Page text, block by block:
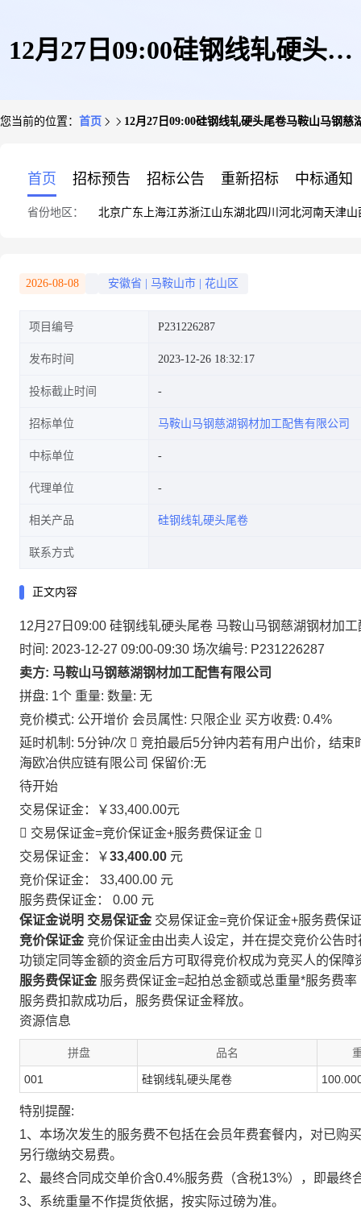
12月27日09:00硅钢线轧硬头尾
您当前的位置： 首页 12月27日09:00硅钢线轧硬头尾卷马鞍山马钢慈
首页 招标预告 招标公告 重新招标 中标通知
省份地区： 北京广东 上海江苏浙江山东湖北四川 河北河南天津山
2026-08-08 安徽省 马鞍山市 花山区
项目编号 P231226287
发布时间 2023-12-26 18:32:17
投标截止时间
招标单位 马鞍山马钢慈湖钢材加工配售有限公司
中标单位
代理单位
相关产品 硅钢线轧硬头尾卷
联系方式
正文内容
12月27日09:00 硅钢线轧硬头尾卷 马鞍山马钢慈湖钢材加
时间: 2023-12-27 09:00-09:30 场次编号: P231226287
卖方: 马鞍山马钢慈湖钢材加工配售有限公司
拼盘: 1个 重量: 数量: 无
竞价模式: 公开增价 会员属性: 只限企业 买方收费: 0.4%
延时机制: 5分钟/次  竞拍最后5分钟内若有用户出价，结
海欧冶供应链有限公司 保留价:无
待开始
交易保证金：
￥33,400.00元
 交易保证金=竞价保证金+服务费保证金 
交易保证金：￥33,400.00 元
竞价保证金： 33,400.00 元
服务费保证金： 0.00 元
保证金说明 交易保证金 交易保证金=竞价保证金+服务费保
竞价保证金 竞价保证金由出卖人设定，并在提交竞价公告
功锁定同等金额的资金后方可取得竞价权成为竞买人的保障
服务费保证金 服务费保证金=起拍总金额或总重量*服务费率
服务费扣款成功后，服务费保证金释放。
资源信息
拼盘 品名
001 硅钢线轧硬头尾卷
特别提醒:
1、本场次发生的服务费不包括在会员年费套餐内，对已购
另行缴纳交易费。
2、最终合同成交单价含0.4%服务费（含税13%），即最终
3、系统重量不作提货依据，按实际过磅为准。